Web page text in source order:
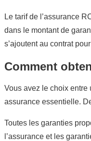
Le tarif de l’assurance
dans le montant de
s’ajoutent au contrat
Comment
Vous avez le choix entre
assurance essentielle.
Toutes les garanties
l’assurance et les